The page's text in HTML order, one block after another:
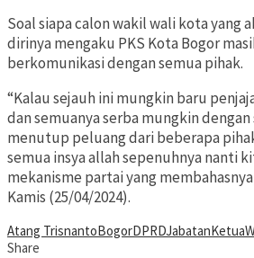
Soal siapa calon wakil wali kota yang
dirinya mengaku PKS Kota Bogor
berkomunikasi dengan semua pihak.
“Kalau sejauh ini mungkin baru
dan semuanya serba mungkin
menutup peluang dari beberapa
semua insya allah sepenuhnya nanti
mekanisme partai yang
Kamis (25/04/2024).
Atang TrisnantoBogorDPRDJabatanKetua
Share